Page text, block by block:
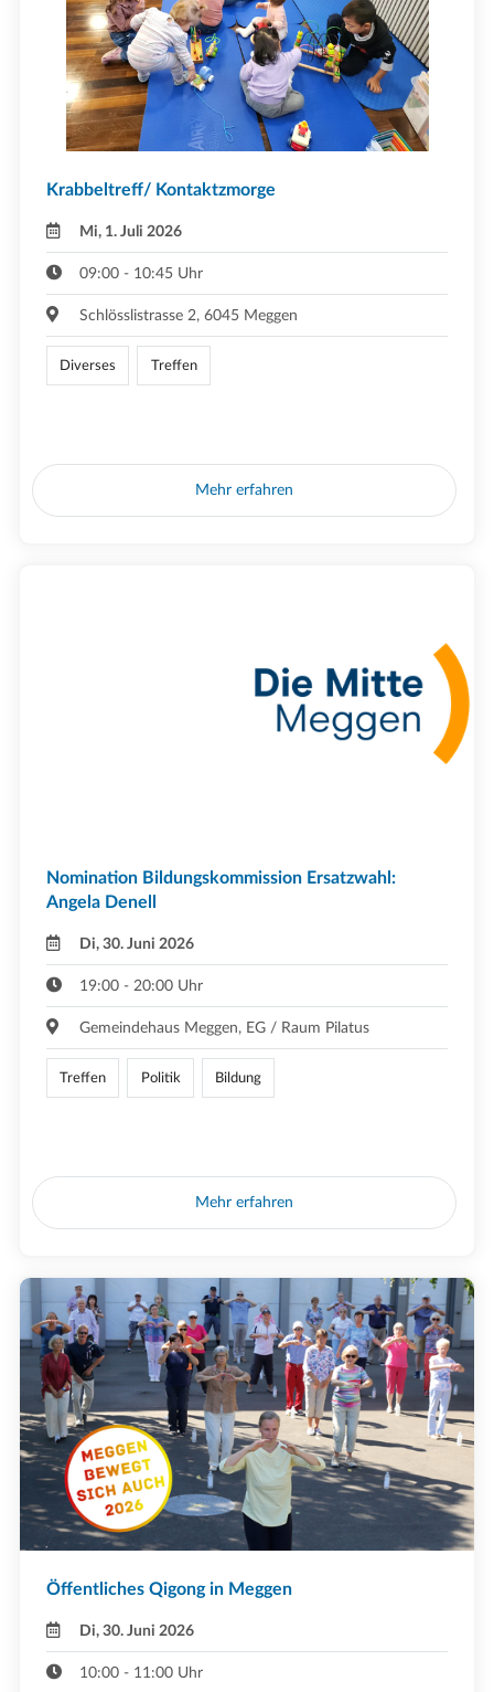
Krabbeltreff/ Kontaktzmorge
Mi, 1. Juli 2026
09:00 - 10:45 Uhr
Schlösslistrasse 2, 6045 Meggen
Diverses Treffen
Mehr erfahren
Nomination Bildungskommission Ersatzwahl:
Angela Denell
Di, 30. Juni 2026
19:00 - 20:00 Uhr
Gemeindehaus Meggen, EG / Raum Pilatus
Treffen Politik Bildung
Mehr erfahren
Öffentliches Qigong in Meggen
Di, 30. Juni 2026
10:00 - 11:00 Uhr